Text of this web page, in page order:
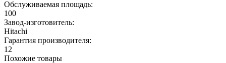
Обслуживаемая площадь:
100
Завод-изготовитель:
Hitachi
Гарантия производителя:
12
Похожие товары